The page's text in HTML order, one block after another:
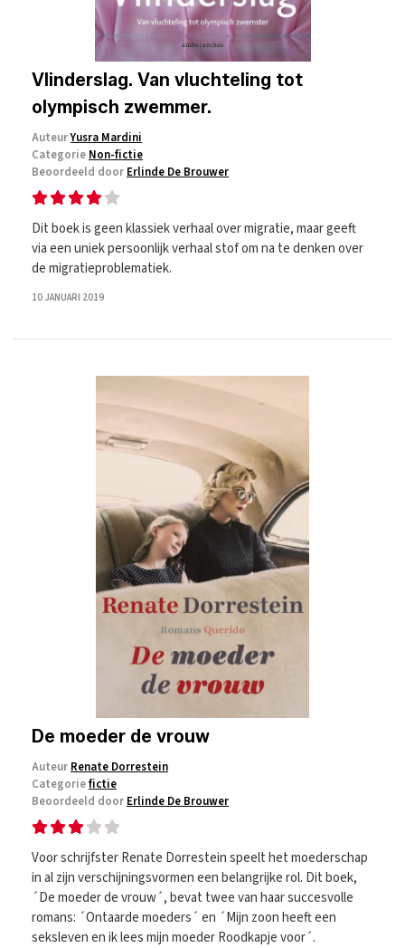
Vlinderslag. Van vluchteling tot
olympisch zwemmer.
AuteurYusra Mardini
Categorie Non-fictie
Beoordeeld door Erlinde De Brouwer
Dit boek is geen klassiek verhaal over migratie, maar geeft
via een uniek persoonlijk verhaal stof om na te denken over
de migratieproblematiek.
10 JANUARI 2019
De moeder de vrouw
Auteur Renate Dorrestein
Categoriefictie
Beoordeeld door Erlinde De Brouwer
Voor schrijfster Renate Dorrestein speelt het moederschap
in al zijn verschijningsvormen een belangrijke rol. Dit boek,
´De moeder de vrouw´, bevat twee van haar succesvolle
romans: ´Ontaarde moeders´ en ´Mijn zoon heeft een
seksleven en ik lees mijn moeder Roodkapje voor´.